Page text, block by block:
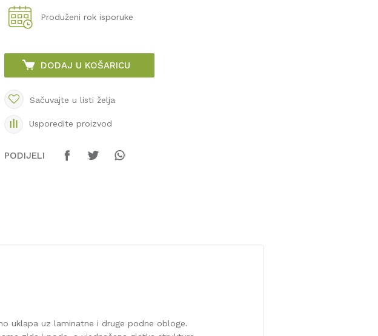
Produženi rok isporuke
DODAJ U KOŠARICU
Sačuvajte u listi želja
Usporedite proizvod
PODIJELI
uklapa uz laminatne i druge podne obloge.